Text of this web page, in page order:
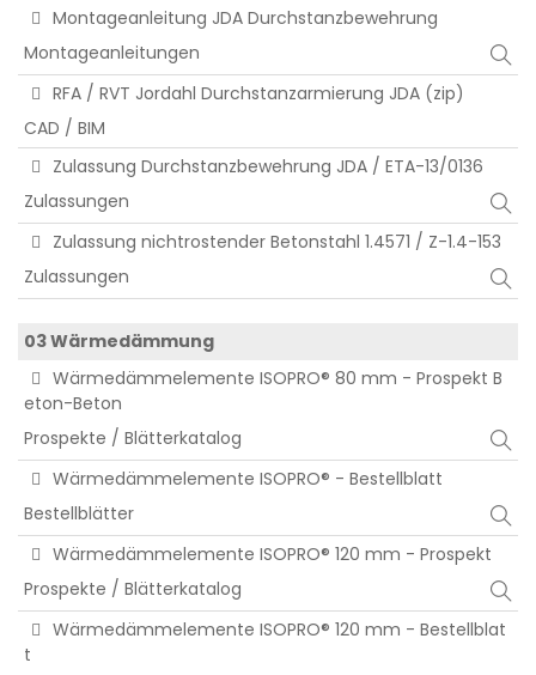
Montageanleitung JDA Durchstanzbewehrung
Montageanleitungen
RFA / RVT Jordahl Durchstanzarmierung JDA (zip)
CAD / BIM
Zulassung Durchstanzbewehrung JDA / ETA-13/0136
Zulassungen
Zulassung nichtrostender Betonstahl 1.4571 / Z-1.4-153
Zulassungen
03 Wärmedämmung
Wärmedämmelemente ISOPRO® 80 mm - Prospekt B
eton-Beton
Prospekte / Blätterkatalog
Wärmedämmelemente ISOPRO® - Bestellblatt
Bestellblätter
Wärmedämmelemente ISOPRO® 120 mm - Prospekt
Prospekte / Blätterkatalog
Wärmedämmelemente ISOPRO® 120 mm - Bestellblat
t